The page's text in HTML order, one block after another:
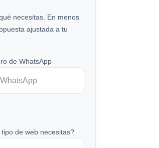
necesitas. En menos
ajustada a tu
de WhatsApp
de web necesitas?